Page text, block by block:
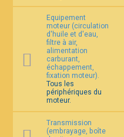
Equipement
moteur (circulation
d'huile et d'eau,
filtre à air,
alimentation
carburant,
échappement,
fixation moteur).
Tous les
périphériques du
moteur.
Transmission
(embrayage, boîte